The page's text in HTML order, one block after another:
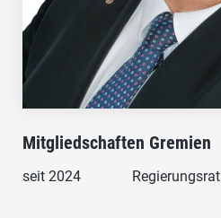
Mitgliedschaften Gremien
seit 2024 Regierungsrat